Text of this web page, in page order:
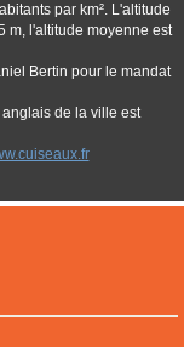
par km². L'altitude
m, l'altitude moyenne est
Bertin pour le mandat
de la ville est